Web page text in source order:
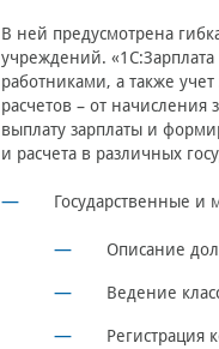
В ней предусмотрена
учреждений.
работниками, а также
расчетов – от
выплату зарплаты и
и расчета в различных
Государственные
Описание
Ведение
Регистрация